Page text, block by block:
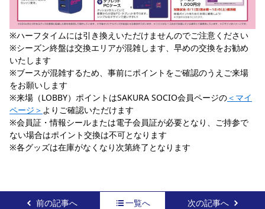
※ハーフタイムには引き換えいただけませんのでご注意ください
※シーズン終盤は交換エリアが混雑します、早めの交換をお勧め
いたします
※ブースが混雑するため、事前にポイントをご確認のうえご来場
をお願いします
※来場（LOBBY）ポイントはSAKURA SOCIO会員ページの＜マイ
ページ＞ よりご確認いただけます
※会員証・情報シールまたは電子会員証が必要となり、ご持参で
ない場合はポイント交換は不可となります
※各グッズは在庫がなくなり次第終了となります
前の記事へ 一覧へ 次の記事へ